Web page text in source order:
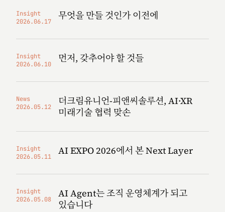
Insight
2026.06.17
무엇을 만들 것인가 이전에
Insight
2026.06.10
먼저, 갖추어야 할 것들
News
2026.05.12
더크림유니언-피앤씨솔루션, AI·XR
미래기술 협력 맞손
Insight
2026.05.11
AI EXPO 2026에서 본 Next Layer
Insight
2026.05.08
AI Agent는 조직 운영체계가 되고
있습니다